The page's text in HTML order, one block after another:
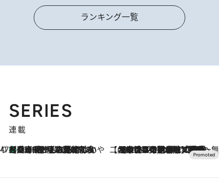
ランキング一覧
SERIES
連載
47都道府県の手みやげ ひんやりスイーツで夏を満喫
2026.8.8
【兵庫県】この夏絶対食べたい 冷やしておいしいおやつ3選 淡路島の恵みをジェラートに集約 【CREA×星野リゾート】唯一無二。癒しと発見が待つ場所へ
2026.8.7
【トンボの足水浴】ヒノキの香りに包まれて涼感マックス！約13℃の湧水かけ流しを避暑地「星野温泉 トンボの湯」で体験